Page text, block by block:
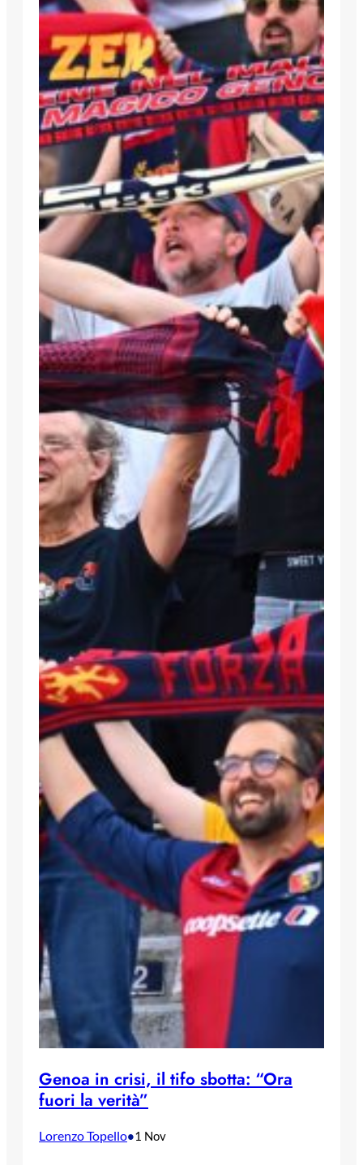
Genoa in crisi, il tifo sbotta: “Ora
fuori la verità”
Lorenzo Topello•1 Nov